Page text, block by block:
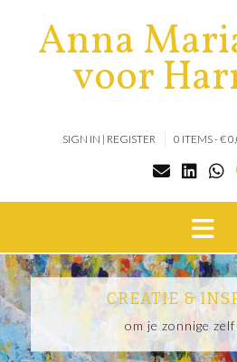
Anna
voor
SIGN IN | REGISTER 0 ITEMS - €
CREATIE &
om je zonnige